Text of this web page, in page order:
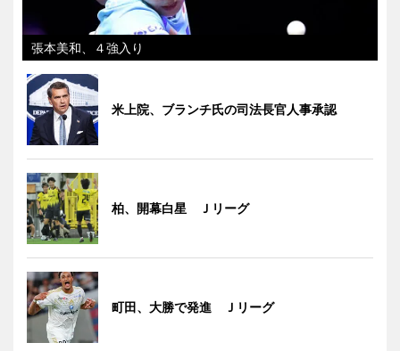
張本美和、４強入り
米上院、ブランチ氏の司法長官人事承認
柏、開幕白星 Ｊリーグ
町田、大勝で発進 Ｊリーグ